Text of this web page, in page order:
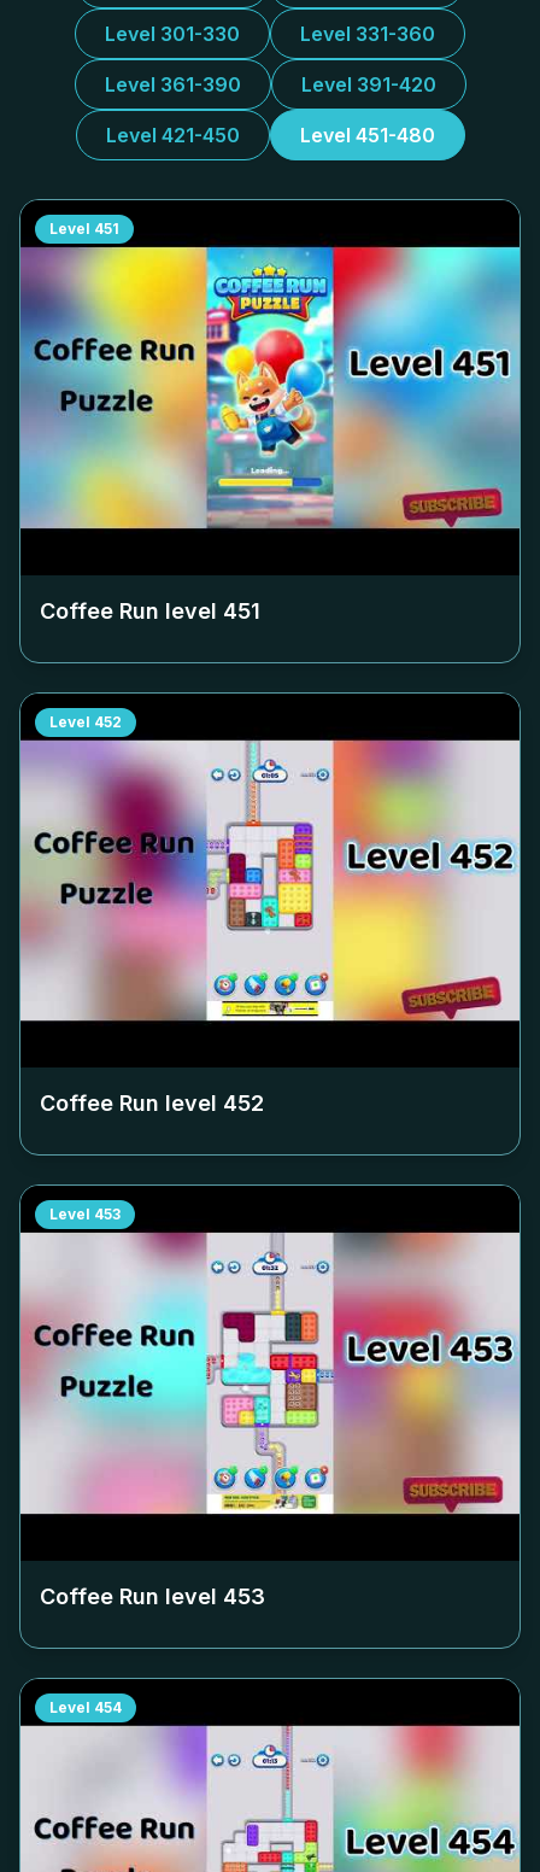
Level 301-330 Level 331-360
Level 361-390 Level 391-420
Level 421-450 Level 451-480
Level 451
Coffee Run level 451
Level 452
Coffee Run level 452
Level 453
Coffee Run level 453
Level 454